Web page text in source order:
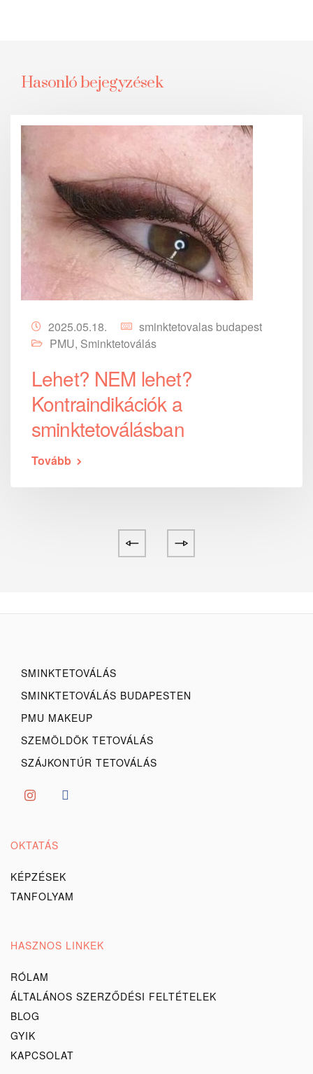
Hasonló bejegyzések
2025.05.18.
sminktetovalas budapest
PMU, Sminktetoválás
Lehet? NEM lehet?
Kontraindikációk a
sminktetoválásban
Tovább
SMINKTETOVÁLÁS
SMINKTETOVÁLÁS BUDAPESTEN
PMU MAKEUP
SZEMÖLDÖK TETOVÁLÁS
SZÁJKONTÚR TETOVÁLÁS
OKTATÁS
KÉPZÉSEK
TANFOLYAM
HASZNOS LINKEK
RÓLAM
ÁLTALÁNOS SZERZŐDÉSI FELTÉTELEK
BLOG
GYIK
KAPCSOLAT